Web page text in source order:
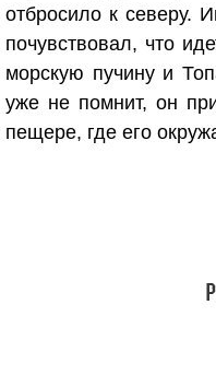
отбросило к северу.
почувствовал, что
морскую пучину и
уже не помнит, он
пещере, где его